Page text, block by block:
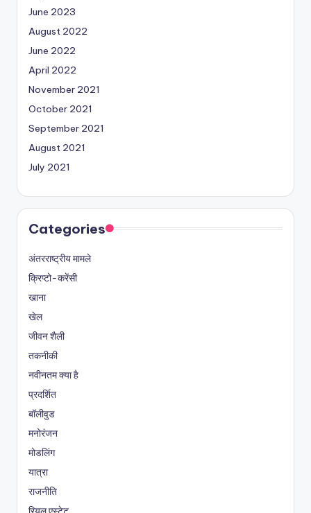
June 2023
August 2022
June 2022
April 2022
November 2021
October 2021
September 2021
August 2021
July 2021
Categories
अंतरराष्ट्रीय मामले
क्रिप्टो-करेंसी
खाना
खेल
जीवन शैली
तकनीकी
नवीनतम क्या है
प्रदर्शित
बॉलीवुड
मनोरंजन
मोडलिंग
यात्रा
राजनीति